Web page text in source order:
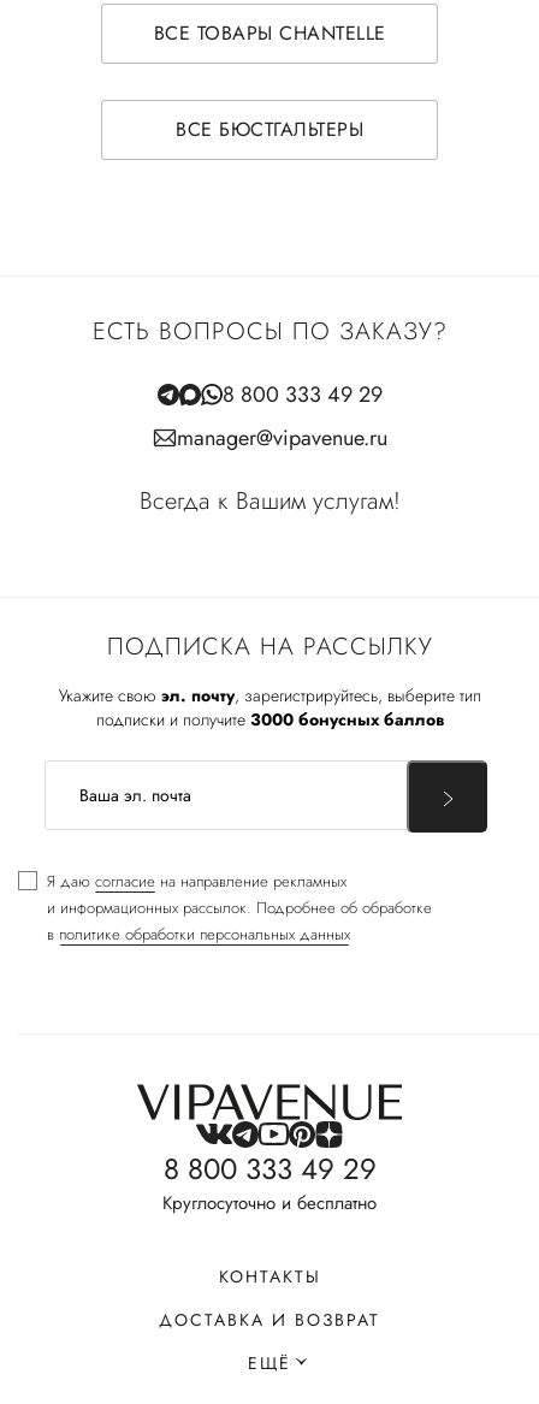
ВСЕ ТОВАРЫ CHANTELLE
ВСЕ БЮСТГАЛЬТЕРЫ
ПОДПИСКА НА РАССЫЛКУ
Укажите свою эл. почту, зарегистрируйтесь, выберите тип
подписки и получите 3000 бонусных баллов
Я даю согласие на направление рекламных
и информационных рассылок. Подробнее об обработке
в политике обработки персональных данных
ЕСТЬ ВОПРОСЫ ПО ЗАКАЗУ?
8 800 333 49 29
manager@vipavenue.ru
Всегда к Вашим услугам!
8 800 333 49 29
Круглосуточно и бесплатно
КОНТАКТЫ
ДОСТАВКА И ВОЗВРАТ
ЕЩЁ